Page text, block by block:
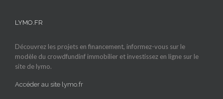
LYMO.FR
Découvrez les projets en financement, informez-vous sur le
modèle du crowdfundinf immobilier et investissez en ligne sur le
site de lymo.
Accéder au site lymo.fr